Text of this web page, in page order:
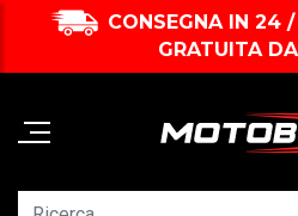
CONSEGNA IN 24
GRATUITA